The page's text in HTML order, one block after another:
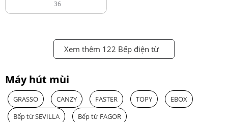
36
Xem thêm 122 Bếp điện từ
Máy hút mùi
GRASSO CANZY FASTER TOPY
EBOX
Bếp từ SEVILLA
Bếp từ FAGOR